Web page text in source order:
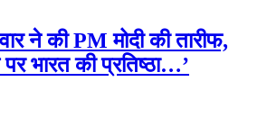
ने की PM मोदी की तारीफ,
भारत की प्रतिष्ठा…’